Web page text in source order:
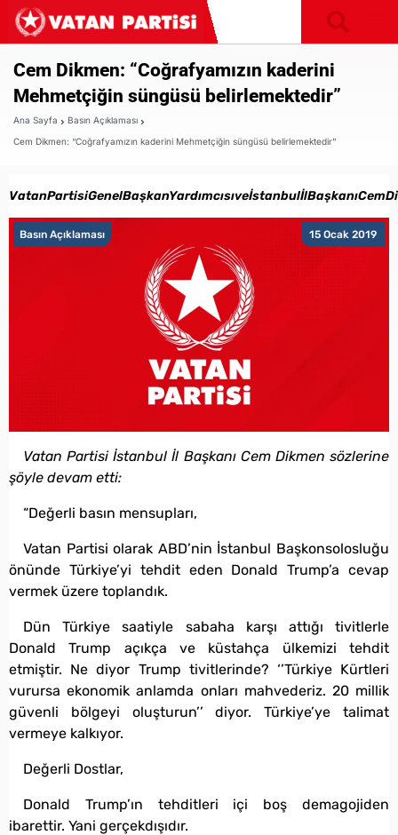
Cem Dikmen: “Coğrafyamızın kaderini
Mehmetçiğin süngüsü belirlemektedir”
Ana Sayfa
Basın Açıklaması
Cem Dikmen: “Coğrafyamızın kaderini Mehmetçiğin süngüsü belirlemektedir”
15 Ocak 2019
Basın Açıklaması
Vatan Partisi İstanbul İl Başkanı Cem Dikmen sözlerine
şöyle devam etti:
“Değerli basın mensupları,
Vatan Partisi olarak ABD’nin İstanbul Başkonsolosluğu
önünde Türkiye’yi tehdit eden Donald Trump’a cevap
vermek üzere toplandık.
Dün Türkiye saatiyle sabaha karşı attığı tivitlerle
Donald Trump açıkça ve küstahça ülkemizi tehdit
etmiştir. Ne diyor Trump tivitlerinde? ‘’Türkiye Kürtleri
vurursa ekonomik anlamda onları mahvederiz. 20 millik
güvenli bölgeyi oluşturun’’ diyor. Türkiye’ye talimat
vermeye kalkıyor.
Değerli Dostlar,
Donald Trump’ın tehditleri içi boş demagojiden
ibarettir. Yani gerçekdışıdır.